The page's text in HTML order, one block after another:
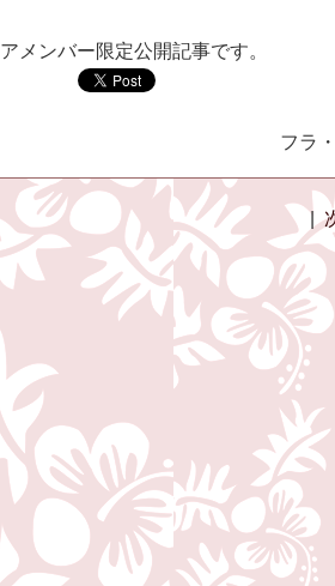
アメンバー限定公開記事です。
フラ
|